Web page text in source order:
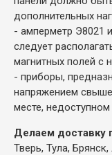
дополнительных
- амперметр Э8021
следует
магнитных полей с
- приборы,
напряжением
месте,
Делаем доставку
Тверь, Тула,